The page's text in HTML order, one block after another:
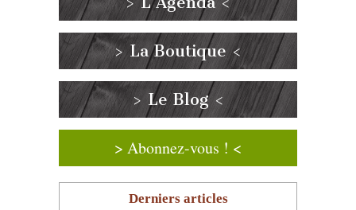
> La Boutique <
> Le Blog <
> Abonnez-vous ! <
Derniers articles